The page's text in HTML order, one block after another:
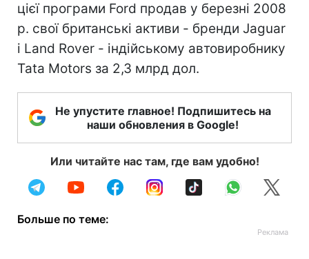
цієї програми Ford продав у березні 2008
р. свої британські активи - бренди Jaguar
і Land Rover - індійському автовиробнику
Tata Motors за 2,3 млрд дол.
Не упустите главное! Подпишитесь на
наши обновления в Google!
Или читайте нас там, где вам удобно!
Больше по теме: